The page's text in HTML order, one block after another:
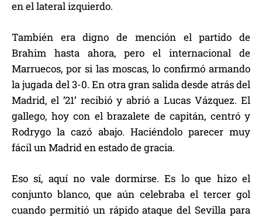
en el lateral izquierdo.
También era digno de mención el partido de
Brahim hasta ahora, pero el internacional de
Marruecos, por si las moscas, lo confirmó armando
la jugada del 3-0. En otra gran salida desde atrás del
Madrid, el ’21’ recibió y abrió a Lucas Vázquez. El
gallego, hoy con el brazalete de capitán, centró y
Rodrygo la cazó abajo. Haciéndolo parecer muy
fácil un Madrid en estado de gracia.
Eso sí, aquí no vale dormirse. Es lo que hizo el
conjunto blanco, que aún celebraba el tercer gol
cuando permitió un rápido ataque del Sevilla para